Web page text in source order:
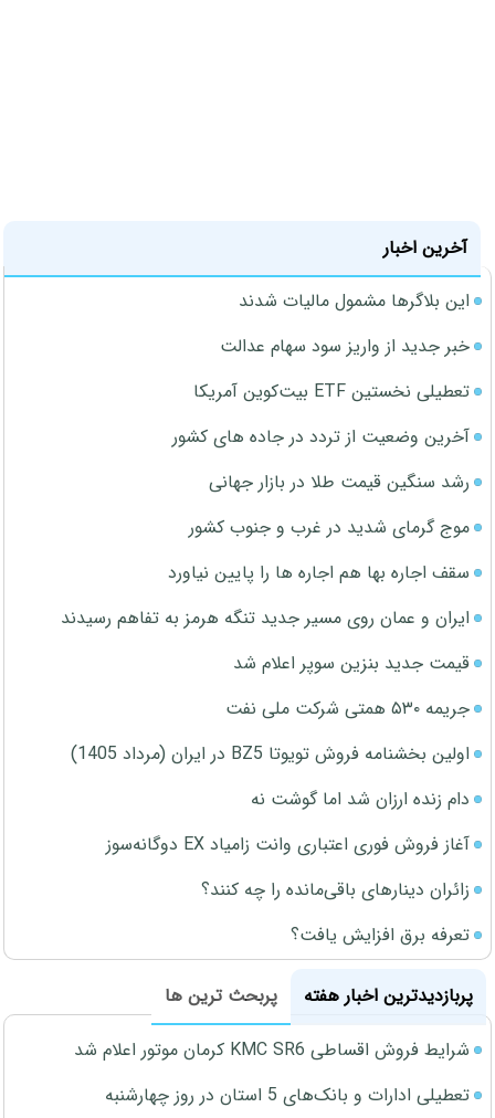
آخرین اخبار
این بلاگرها مشمول مالیات شدند
خبر جدید از واریز سود سهام عدالت
تعطیلی نخستین ETF بیت‌کوین آمریکا
آخرین وضعیت از تردد در جاده های کشور
رشد سنگین قیمت طلا در بازار جهانی
موج گرمای شدید در غرب و جنوب کشور
سقف اجاره بها هم اجاره ها را پایین نیاورد
ایران و عمان روی مسیر جدید تنگه هرمز به تفاهم رسیدند
قیمت جدید بنزین سوپر اعلام شد
جریمه ۵۳۰ همتی شرکت ملی نفت
اولین بخشنامه فروش تویوتا BZ5 در ایران (مرداد 1405)
دام زنده ارزان شد اما گوشت نه
آغاز فروش فوری اعتباری وانت زامیاد EX دوگانه‌سوز
زائران دینارهای باقی‌مانده را چه کنند؟
تعرفه برق افزایش یافت؟
پربازدیدترین اخبار هفته
پربحث ترین ها
شرایط فروش اقساطی KMC SR6 کرمان موتور اعلام شد
تعطیلی ادارات و بانک‌های 5 استان در روز چهارشنبه